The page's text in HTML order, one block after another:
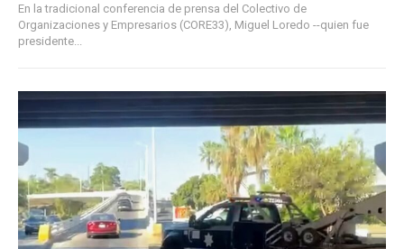
En la tradicional conferencia de prensa del Colectivo de
Organizaciones y Empresarios (CORE33), Miguel Loredo --quien fue
presidente...